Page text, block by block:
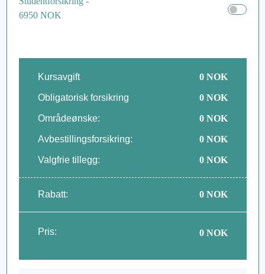
6950 NOK
Kursavgift 0NOK
Obligatorisk forsikring 0NOK
Områdeønske: 0NOK
Avbestillingsforsikring: 0NOK
Valgfrie tillegg: 0NOK
Rabatt: 0NOK
Pris: 0NOK